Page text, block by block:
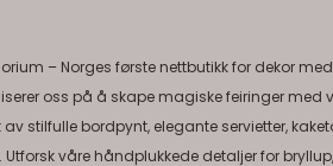
– Norges første nettbutikk for dekor
oss på å skape magiske feiringer med
stilfulle bordpynt, elegante servietter,
våre håndplukkede detaljer for